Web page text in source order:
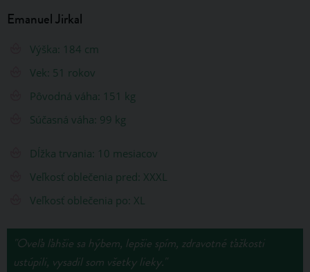
Emanuel Jirkal
Výška: 184 cm
Vek: 51 rokov
Pôvodná váha: 151 kg
Súčasná váha: 99 kg
Dĺžka trvania: 10 mesiacov
Veľkosť oblečenia pred: XXXL
Veľkosť oblečenia po: XL
"Oveľa ľahšie sa hýbem, lepšie spím, zdravotné ťažkosti
ustúpili, vysadil som všetky lieky."